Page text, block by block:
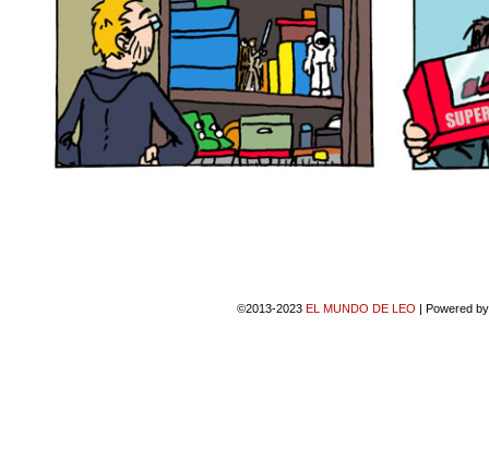
©2013-2023 EL MUNDO DE LEO | Powered